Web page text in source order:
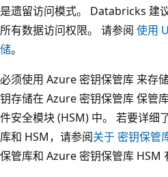
是遗留访问模式。 Databricks 建
所有数据访问权限。 请参阅 使用
储。
必须使用 Azure 密钥保管库 来存
钥存储在 Azure 密钥保管库 保管
件安全模块 (HSM) 中。 若要详细
库和 HSM，请参阅关于 密钥保管
保管库和 Azure 密钥保管库 HSM